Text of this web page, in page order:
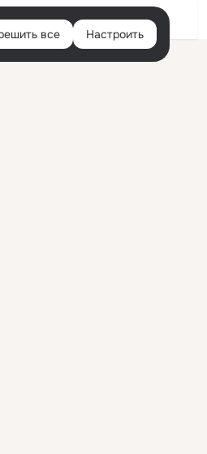
Войти
все Настроить